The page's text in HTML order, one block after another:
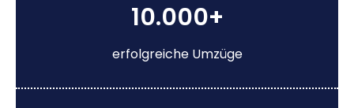
10.000+
erfolgreiche Umzüge